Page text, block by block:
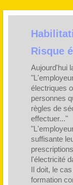
Risque
Aujourd'hui
électriques
personnes
règles de
effectuer..."
suffisante
l'électricité
Il doit, le
formation